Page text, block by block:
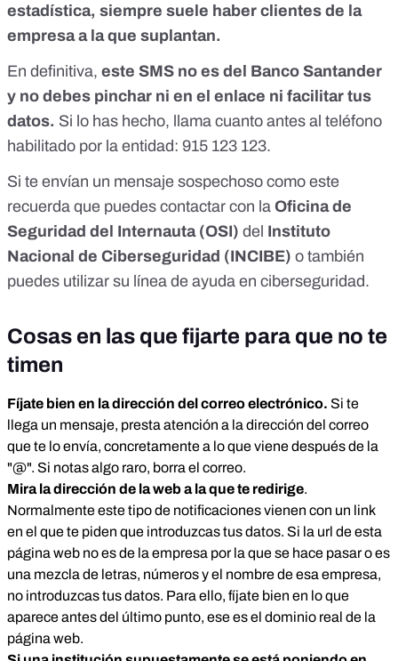
estadística, siempre suele haber clientes de la
empresa a la que suplantan.
En definitiva, este SMS no es del Banco Santander
y no debes pinchar ni en el enlace ni facilitar tus
datos. Si lo has hecho, llama cuanto antes al teléfono
habilitado por la entidad: 915 123 123.
Si te envían un mensaje sospechoso como este
recuerda que puedes contactar con la Oficina de
Seguridad del Internauta(OSI) del Instituto
Nacional de Ciberseguridad (INCIBE) o también
puedes utilizar su línea de ayuda en ciberseguridad.
Cosas en las que fijarte para que no te
timen
Fíjate bien en la dirección del correo electrónico. Si te
llega un mensaje, presta atención a la dirección del correo
que te lo envía, concretamente a lo que viene después de la
"@". Si notas algo raro, borra el correo.
Mira la dirección de la web a la que te redirige.
Normalmente este tipo de notificaciones vienen con un link
en el que te piden que introduzcas tus datos. Si la url de esta
página web no es de la empresa por la que se hace pasar o es
una mezcla de letras, números y el nombre de esa empresa,
no introduzcas tus datos. Para ello, fíjate bien en lo que
aparece antes del último punto, ese es el dominio real de la
página web.